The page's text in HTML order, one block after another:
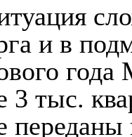
и в
3 тыс.